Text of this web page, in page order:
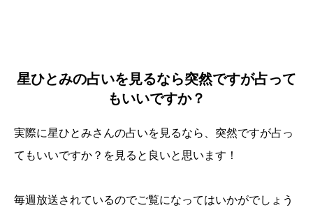
星ひとみの占いを見るなら突然ですが占って
もいいですか？
実際に星ひとみさんの占いを見るなら、突然ですが占っ
てもいいですか？を見ると良いと思います！
毎週放送されているのでご覧になってはいかがでしょう